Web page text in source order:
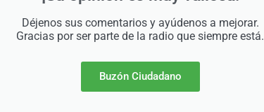
Déjenos sus comentarios y ayúdenos a mejorar.
Gracias por ser parte de la radio que siempre está.
Buzón Ciudadano